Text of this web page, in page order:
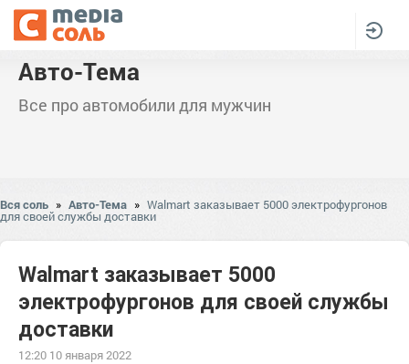
Авто-Тема
Все про автомобили для мужчин
Вся соль » Авто-Тема » Walmart заказывает 5000 электрофургонов
для своей службы доставки
Walmart заказывает 5000
электрофургонов для своей службы
доставки
12:20 10 января 2022